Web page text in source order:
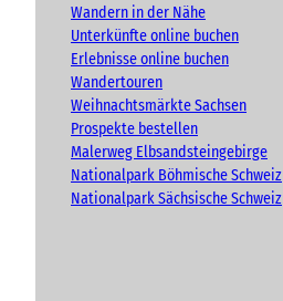
v
e
n
t
Wandern in der Nähe
Unterkünfte online buchen
Erlebnisse online buchen
Wandertouren
Weihnachtsmärkte Sachsen
Prospekte bestellen
Malerweg Elbsandsteingebirge
Nationalpark Böhmische Schweiz
Nationalpark Sächsische Schweiz